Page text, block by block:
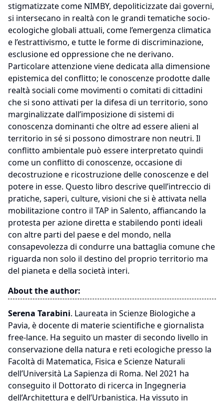
stigmatizzate come NIMBY, depoliticizzate dai governi,
si intersecano in realtà con le grandi tematiche socio-
ecologiche globali attuali, come l’emergenza climatica
e l’estrattivismo, e tutte le forme di discriminazione,
esclusione ed oppressione che ne derivano.
Particolare attenzione viene dedicata alla dimensione
epistemica del conflitto; le conoscenze prodotte dalle
realtà sociali come movimenti o comitati di cittadini
che si sono attivati per la difesa di un territorio, sono
marginalizzate dall’imposizione di sistemi di
conoscenza dominanti che oltre ad essere alieni al
territorio in sé si possono dimostrare non neutri. Il
conflitto ambientale può essere interpretato quindi
come un conflitto di conoscenze, occasione di
decostruzione e ricostruzione delle conoscenze e del
potere in esse. Questo libro descrive quell’intreccio di
pratiche, saperi, culture, visioni che si è attivata nella
mobilitazione contro il TAP in Salento, affiancando la
protesta per azione diretta e stabilendo ponti ideali
con altre parti del paese e del mondo, nella
consapevolezza di condurre una battaglia comune che
riguarda non solo il destino del proprio territorio ma
del pianeta e della società interi.
About the author:
Serena Tarabini. Laureata in Scienze Biologiche a
Pavia, è docente di materie scientifiche e giornalista
free-lance. Ha seguito un master di secondo livello in
conservazione della natura e reti ecologiche presso la
Facoltà di Matematica, Fisica e Scienze Naturali
dell’Università La Sapienza di Roma. Nel 2021 ha
conseguito il Dottorato di ricerca in Ingegneria
dell’Architettura e dell’Urbanistica. Ha vissuto in